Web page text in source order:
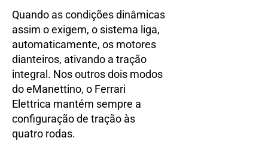
Quando as condições dinâmicas
assim o exigem, o sistema liga,
automaticamente, os motores
dianteiros, ativando a tração
integral. Nos outros dois modos
do eManettino, o Ferrari
Elettrica mantém sempre a
configuração de tração às
quatro rodas.